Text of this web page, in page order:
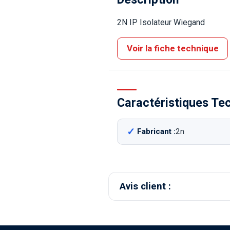
2N IP Isolateur Wiegand
Voir la fiche technique
Caractéristiques
Fabricant :2n
Avis client :